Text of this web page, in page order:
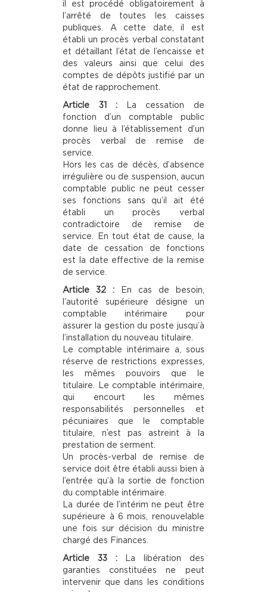
il est procédé obligatoirement à
l’arrêté de toutes les caisses
publiques. A cette date, il est
établi un procès verbal constatant
et détaillant l’état de l’encaisse et
des valeurs ainsi que celui des
comptes de dépôts justifié par un
état de rapprochement.
Article 31 :La cessation de
fonction d’un comptable public
donne lieu à l’établissement d’un
procès verbal de remise de
service.
Hors les cas de décès, d’absence
irrégulière ou de suspension, aucun
comptable public ne peut cesser
ses fonctions sans qu’il ait été
établi un procès verbal
contradictoire de remise de
service. En tout état de cause, la
date de cessation de fonctions
est la date effective de la remise
de service.
Article 32 : En cas de besoin,
l’autorité supérieure désigne un
comptable intérimaire pour
assurer la gestion du poste jusqu’à
l’installation du nouveau titulaire.
Le comptable intérimaire a, sous
réserve de restrictions expresses,
les mêmes pouvoirs que le
titulaire. Le comptable intérimaire,
qui encourt les mêmes
responsabilités personnelles et
pécuniaires que le comptable
titulaire, n’est pas astreint à la
prestation de serment.
Un procès-verbal de remise de
service doit être établi aussi bien à
l’entrée qu’à la sortie de fonction
du comptable intérimaire.
La durée de l’intérim ne peut être
supérieure à 6 mois, renouvelable
une fois sur décision du ministre
chargé des Finances.
Article 33 :
La libération des
garanties constituées ne peut
intervenir que dans les conditions